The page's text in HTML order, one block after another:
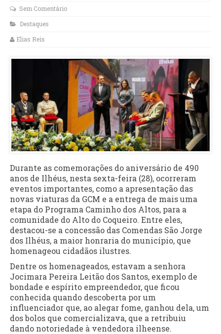
Sem Comentário
Destaques
Elias Reis
Durante as comemorações do aniversário de 490
anos de Ilhéus, nesta sexta-feira (28), ocorreram
eventos importantes, como a apresentação das
novas viaturas da GCM e a entrega de mais uma
etapa do Programa Caminho dos Altos, para a
comunidade do Alto do Coqueiro. Entre eles,
destacou-se a concessão das Comendas São Jorge
dos Ilhéus, a maior honraria do município, que
homenageou cidadãos ilustres.
Dentre os homenageados, estavam a senhora
Jocimara Pereira Leitão dos Santos, exemplo de
bondade e espírito empreendedor, que ficou
conhecida quando descoberta por um
influenciador que, ao alegar fome, ganhou dela, um
dos bolos que comercializava, que a retribuiu
dando notoriedade à vendedora ilheense.